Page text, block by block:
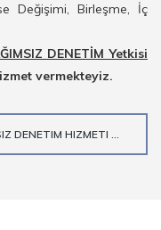
Değişimi, Birleşme, İç
DENETİM Yetkisi
vermekteyiz.
DENETIM HIZMETI ...